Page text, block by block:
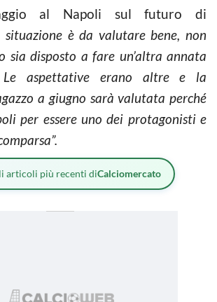
al Napoli sul futuro di
situazione è da valutare bene, non
sia disposto a fare un’altra annata
Le aspettative erano altre e la
a giugno sarà valutata perché
per essere uno dei protagonisti e
articoli più recenti diCalciomercato